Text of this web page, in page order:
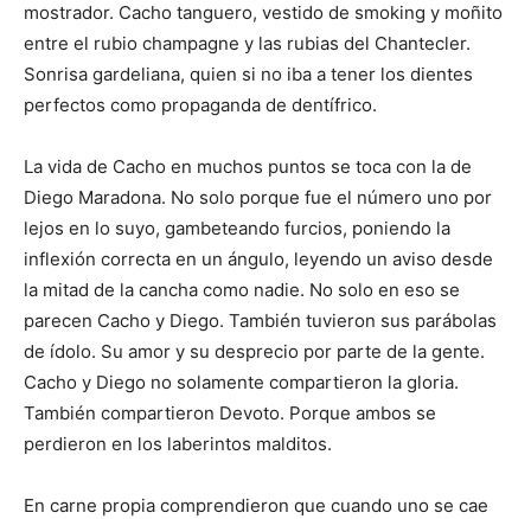
mostrador. Cacho tanguero, vestido de smoking y moñito
entre el rubio champagne y las rubias del Chantecler.
Sonrisa gardeliana, quien si no iba a tener los dientes
perfectos como propaganda de dentífrico.
La vida de Cacho en muchos puntos se toca con la de
Diego Maradona. No solo porque fue el número uno por
lejos en lo suyo, gambeteando furcios, poniendo la
inflexión correcta en un ángulo, leyendo un aviso desde
la mitad de la cancha como nadie. No solo en eso se
parecen Cacho y Diego. También tuvieron sus parábolas
de ídolo. Su amor y su desprecio por parte de la gente.
Cacho y Diego no solamente compartieron la gloria.
También compartieron Devoto. Porque ambos se
perdieron en los laberintos malditos.
En carne propia comprendieron que cuando uno se cae